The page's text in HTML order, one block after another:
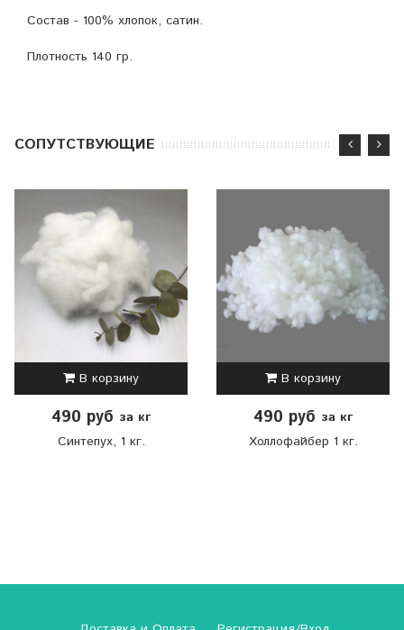
Состав - 100% хлопок, сатин.
Плотность 140 гр.
CОПУТСТВУЮЩИЕ
В корзину
490 руб за кг
Синтепух, 1 кг.
В корзину
490 руб за кг
Холлофайбер 1 кг.